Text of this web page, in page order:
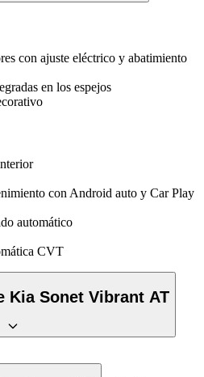
con ajuste eléctrico y abatimiento
en los espejos
con Android auto y Car Play
automático
CVT
Kia Sonet Vibrant AT